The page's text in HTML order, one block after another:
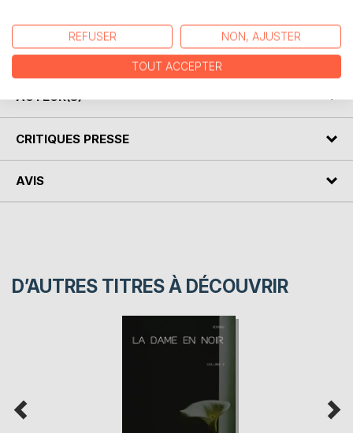
SIXIÈME PARTIE. L'homme mystérieux
AUTEUR(S)
CRITIQUES PRESSE
AVIS
D’AUTRES TITRES À DÉCOUVRIR
REFUSER NON, AJUSTER
TOUT ACCEPTER